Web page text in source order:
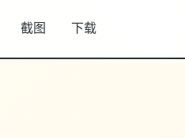
截图 下载